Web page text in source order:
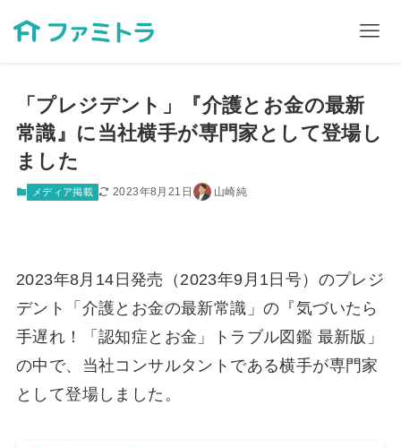
「プレジデント」『介護とお金の最新
常識』に当社横手が専門家として登場し
ました
メディア掲載 2023年8月21日 山崎純
2023年8月14日発売（2023年9月1日号）のプレジ
デント「介護とお金の最新常識」の『気づいたら
手遅れ！「認知症とお金」トラブル図鑑 最新版」
の中で、当社コンサルタントである横手が専門家
として登場しました。